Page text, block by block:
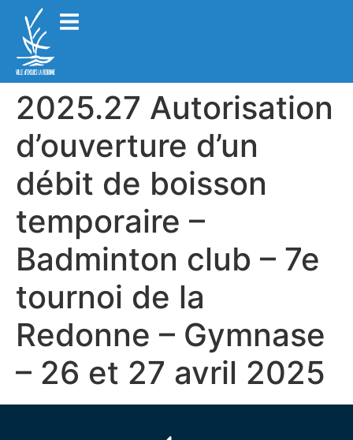
2025.27 Autorisation
d’ouverture d’un
débit de boisson
temporaire –
Badminton club – 7e
tournoi de la
Redonne – Gymnase
– 26 et 27 avril 2025